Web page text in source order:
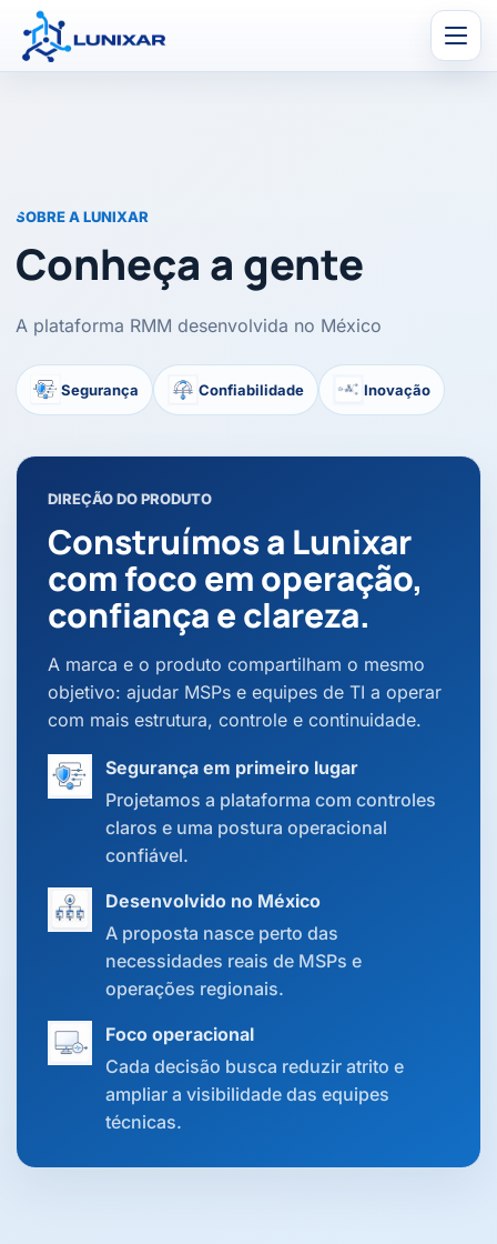
SOBRE A LUNIXAR
Conheça a gente
A plataforma RMM desenvolvida no México
Segurança Confiabilidade Inovação
DIREÇÃO DO PRODUTO
Construímos a Lunixar
com foco em operação,
confiança e clareza.
A marca e o produto compartilham o mesmo
objetivo: ajudar MSPs e equipes de TI a operar
com mais estrutura, controle e continuidade.
Segurança em primeiro lugar
Projetamos a plataforma com controles
claros e uma postura operacional
confiável.
Desenvolvido no México
A proposta nasce perto das
necessidades reais de MSPs e
operações regionais.
Foco operacional
Cada decisão busca reduzir atrito e
ampliar a visibilidade das equipes
técnicas.